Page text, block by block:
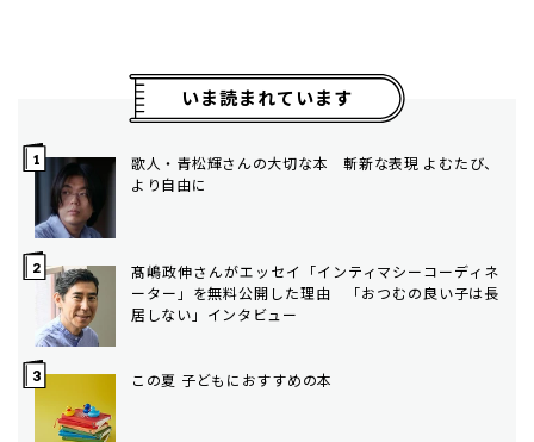
いま読まれています
歌人・青松輝さんの大切な本 斬新な表現 よむたび、
より自由に
髙嶋政伸さんがエッセイ「インティマシーコーディネ
ーター」を無料公開した理由 「おつむの良い子は長
居しない」インタビュー
この夏 子どもにおすすめの本